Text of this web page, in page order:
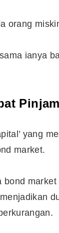
orang
ianya
yang
market.
market